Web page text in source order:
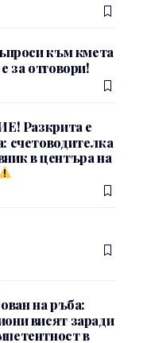
към кмета
за отговори!
Разкрита е
счетоводителка
в центъра на
на ръба:
висят заради
в